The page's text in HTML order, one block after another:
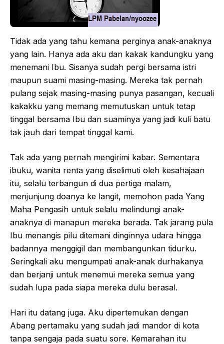
Tidak ada yang tahu kemana perginya anak-anaknya
yang lain. Hanya ada aku dan kakak kandungku yang
menemani Ibu. Sisanya sudah pergi bersama istri
maupun suami masing-masing. Mereka tak pernah
pulang sejak masing-masing punya pasangan, kecuali
kakakku yang memang memutuskan untuk tetap
tinggal bersama Ibu dan suaminya yang jadi kuli batu
tak jauh dari tempat tinggal kami.
Tak ada yang pernah mengirimi kabar. Sementara
ibuku, wanita renta yang diselimuti oleh kesahajaan
itu, selalu terbangun di dua pertiga malam,
menjunjung doanya ke langit, memohon pada Yang
Maha Pengasih untuk selalu melindungi anak-
anaknya di manapun mereka berada. Tak jarang pula
Ibu menangis pilu ditemani dinginnya udara hingga
badannya menggigil dan membangunkan tidurku.
Seringkali aku mengumpati anak-anak durhakanya
dan berjanji untuk menemui mereka semua yang
sudah lupa pada siapa mereka dulu berasal.
Hari itu datang juga. Aku dipertemukan dengan
Abang pertamaku yang sudah jadi mandor di kota
tanpa sengaja pada suatu sore. Kemarahan itu